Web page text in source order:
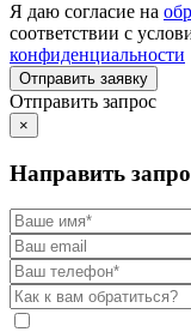
Я даю согласие на
соответствии с
конфиденциальности
Отправить запрос
×
Направить